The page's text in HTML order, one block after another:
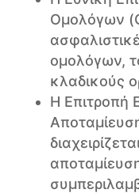
Ομολόγων
ομολόγων,
κλαδικούς
Η Επιτροπή